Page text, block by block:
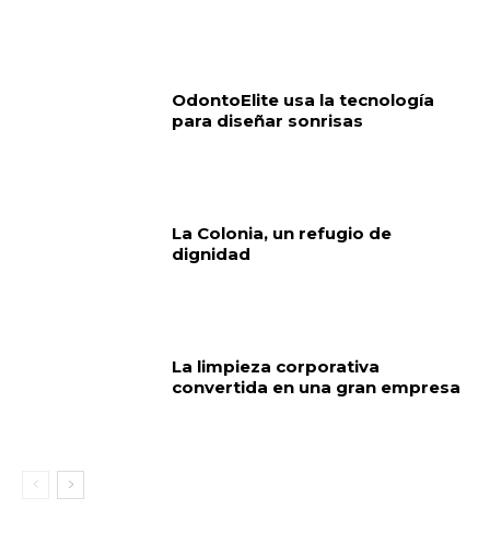
OdontoElite usa la tecnología
para diseñar sonrisas
La Colonia, un refugio de
dignidad
La limpieza corporativa
convertida en una gran empresa